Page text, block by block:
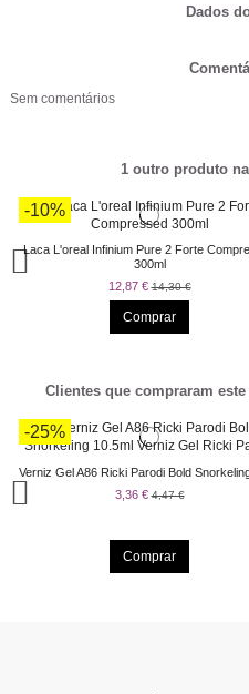
Dados
Sem comentários
1 outro produto
-10%
Laca L'oreal Infinium Pure 2 Forte
300ml
12,87 €14,30 €
Comprar
Clientes que compraram
-25%
Verniz Gel A86 Ricki Parodi Bold
3,36 €4,47 €
Comprar